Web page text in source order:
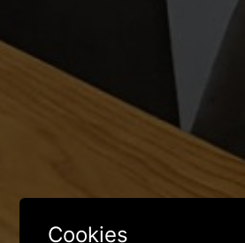
Cookies